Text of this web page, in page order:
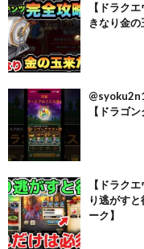
【ドラク
きなり金の
【ドラゴ
【ドラク
り逃がす
ーク】